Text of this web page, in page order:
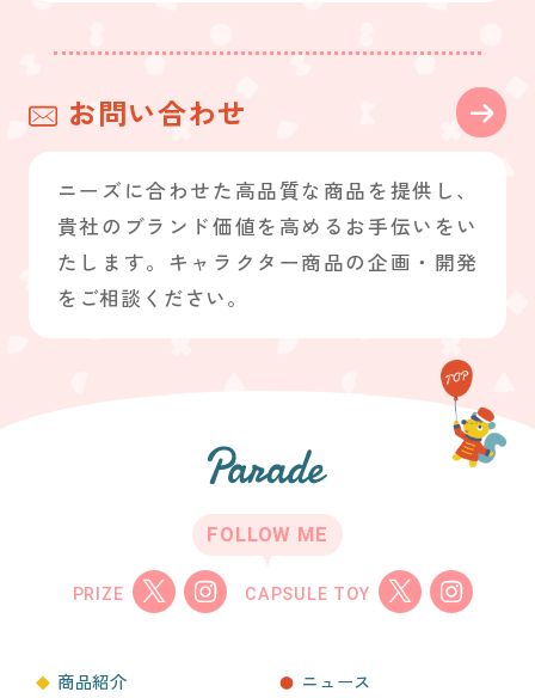
お問い合わせ
ニーズに合わせた高品質な商品を提供し、
貴社のブランド価値を高めるお手伝いをい
たします。キャラクター商品の企画・開発
をご相談ください。
FOLLOW ME
PRIZE CAPSULE TOY
商品紹介 ニュース